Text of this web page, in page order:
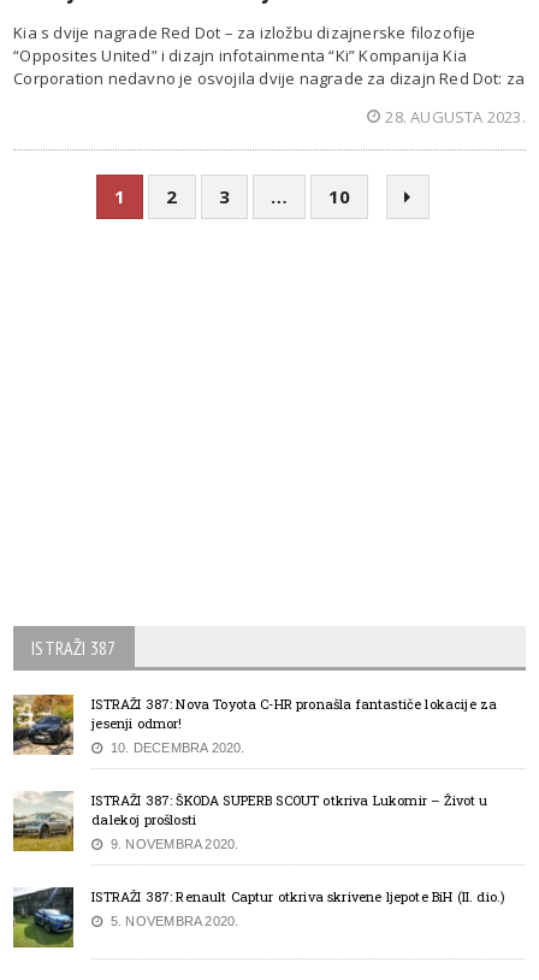
Kia s dvije nagrade Red Dot – za izložbu dizajnerske filozofije
“Opposites United” i dizajn infotainmenta “Ki” Kompanija Kia
Corporation nedavno je osvojila dvije nagrade za dizajn Red Dot: za
28. AUGUSTA 2023.
1 2 3 … 10
ISTRAŽI 387
ISTRAŽI 387: Nova Toyota C-HR pronašla fantastiče lokacije za
jesenji odmor!
10. DECEMBRA 2020.
ISTRAŽI 387: ŠKODA SUPERB SCOUT otkriva Lukomir – Život u
dalekoj prošlosti
9. NOVEMBRA 2020.
ISTRAŽI 387: Renault Captur otkriva skrivene ljepote BiH (II. dio.)
5. NOVEMBRA 2020.